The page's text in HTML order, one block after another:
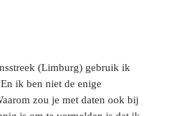
(Limburg) gebruik ik
ik ben niet de enige
zou je met daten ook bij